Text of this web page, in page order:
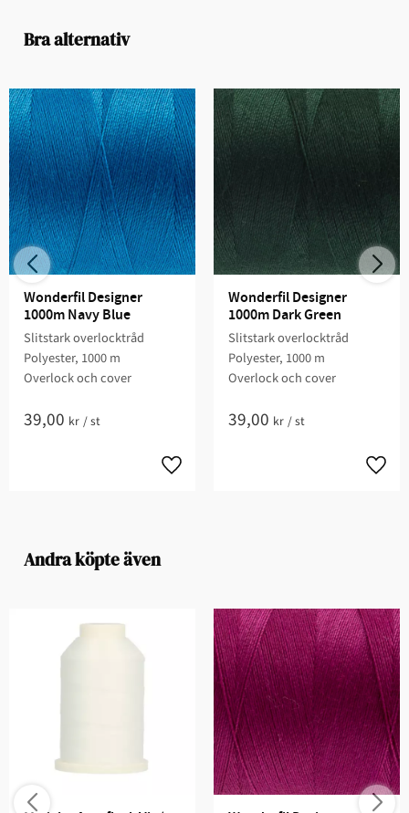
Bra alternativ
Wonderfil Designer
1000m Navy Blue
Slitstark overlocktråd
Polyester, 1000 m
Overlock och cover
39,00 kr /st
Wonderfil Designer
1000m Dark Green
Slitstark overlocktråd
Polyester, 1000 m
Overlock och cover
39,00 kr /st
Andra köpte även